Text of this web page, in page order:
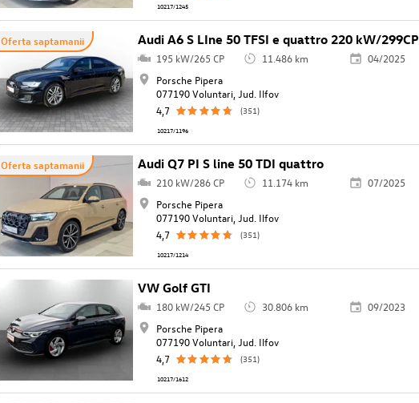
10217/1245
Oferta saptamanii Audi A6 S LIne 50 TFSI e quattro 220 kW/299CP
195 kW/265 CP 11.486 km
04/2025
Porsche Pipera
077190 Voluntari, Jud. Ilfov
4,7
(351)
10217/1196
Oferta saptamanii Audi Q7 PI S line 50 TDI quattro
210 kW/286 CP 11.174 km
07/2025
Porsche Pipera
077190 Voluntari, Jud. Ilfov
4,7
(351)
10217/1214
VW Golf GTI
180 kW/245 CP 30.806 km
09/2023
Porsche Pipera
077190 Voluntari, Jud. Ilfov
4,7
(351)
10217/1612